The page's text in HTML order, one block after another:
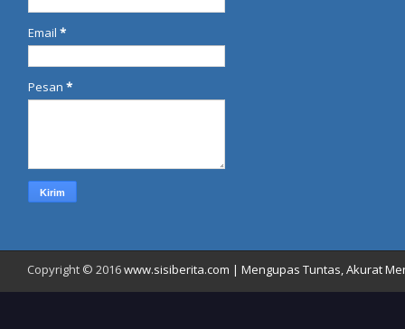
Email *
Pesan *
Copyright © 2016www.sisiberita.com | Mengupas Tuntas, Akurat